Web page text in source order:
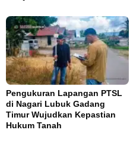
Pengukuran Lapangan PTSL
di Nagari Lubuk Gadang
Timur Wujudkan Kepastian
Hukum Tanah